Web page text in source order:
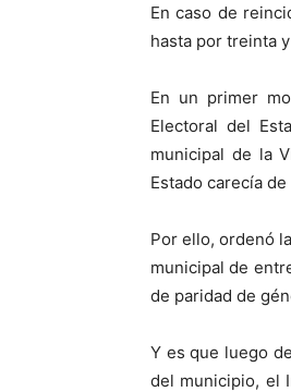
En caso de
hasta por treinta
En un primer
Electoral del
municipal de la
Estado carecía
Por ello, ordenó
municipal de
de paridad de
Y es que luego
del municipio, el